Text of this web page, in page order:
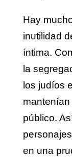
Hay
inutilidad
íntima.
la
los judíos
público.
en una